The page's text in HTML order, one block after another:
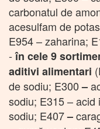
carbonatul de
acesulfam de
E954 – zaharina;
-în cele 9
aditivi alimentari
de sodiu; E300–
sodiu; E315 – acid
sodiu; E407–